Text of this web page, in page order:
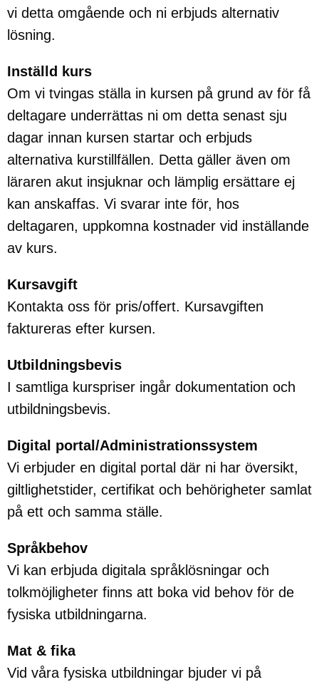
vi detta omgående och ni erbjuds alternativ
lösning.
Inställd kurs
Om vi tvingas ställa in kursen på grund av för få
deltagare underrättas ni om detta senast sju
dagar innan kursen startar och erbjuds
alternativa kurstillfällen. Detta gäller även om
läraren akut insjuknar och lämplig ersättare ej
kan anskaffas. Vi svarar inte för, hos
deltagaren, uppkomna kostnader vid inställande
av kurs.
Kursavgift
Kontakta oss för pris/offert. Kursavgiften
faktureras efter kursen.
Utbildningsbevis
I samtliga kurspriser ingår dokumentation och
utbildningsbevis.
Digital portal/Administrationssystem
Vi erbjuder en digital portal där ni har översikt,
giltlighetstider, certifikat och behörigheter samlat
på ett och samma ställe.
Språkbehov
Vi kan erbjuda digitala språklösningar och
tolkmöjligheter finns att boka vid behov för de
fysiska utbildningarna.
Mat & fika
Vid våra fysiska utbildningar bjuder vi på